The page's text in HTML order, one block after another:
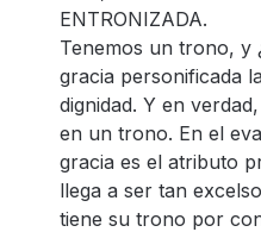
ENTRONIZADA.
Tenemos un trono, y
gracia personificada
dignidad. Y en
en un trono. En el
gracia es el atributo
llega a ser tan
tiene su trono por